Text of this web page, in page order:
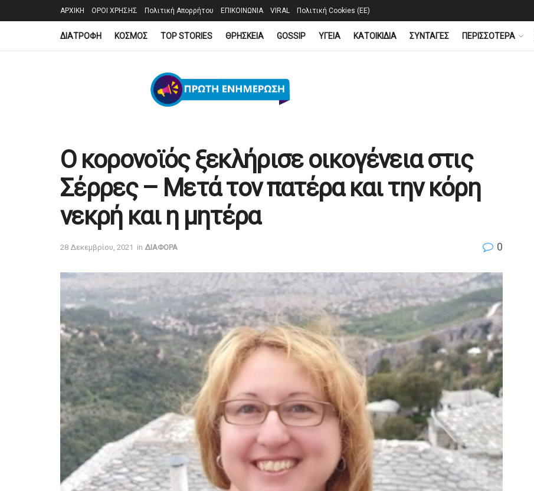
ΑΡΧΙΚΗ ΟΡΟΙ ΧΡΗΣΗΣ Πολιτική Απορρήτου ΕΠΙΚΟΙΝΩΝΙΑ VIRAL Πολιτική Cookies (ΕΕ)
ΔΙΑΤΡΟΦΗ ΚΟΣΜΟΣ TOP STORIES ΘΡΗΣΚΕΙΑ GOSSIP YΓΕΙΑ ΚΑΤΟΙΚΙΔΙΑ ΣΥΝΤΑΓΕΣ ΠΕΡΙΣΣΟΤΕΡΑ
Ο κορονοϊός ξεκλήρισε οικογένεια στις
Σέρρες – Μετά τον πατέρα και την κόρη
νεκρή και η μητέρα
28 Δεκεμβρίου, 2021 in ΔΙΑΦΟΡΑ 0